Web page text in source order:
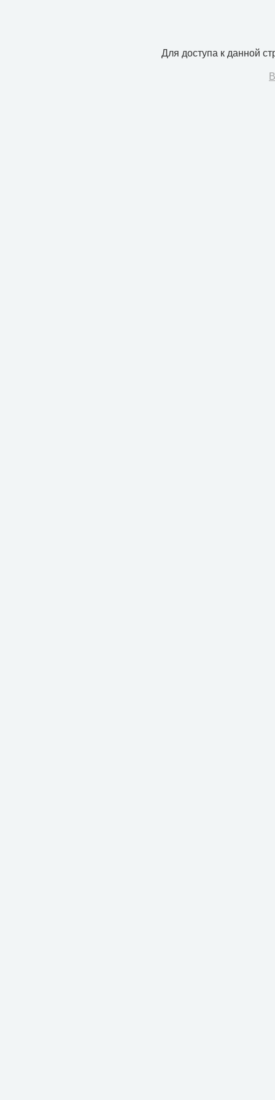
Для доступа к данной